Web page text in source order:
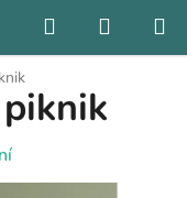
Hledat
KOŠÍK